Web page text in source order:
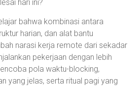
hari ini?
bahwa kombinasi antara
harian, dan alat bantu
narasi kerja remote dari sekadar
pekerjaan dengan lebih
pola waktu-blocking,
yang jelas, serta ritual pagi yang